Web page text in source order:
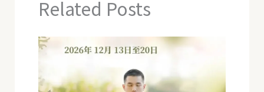
Related Posts